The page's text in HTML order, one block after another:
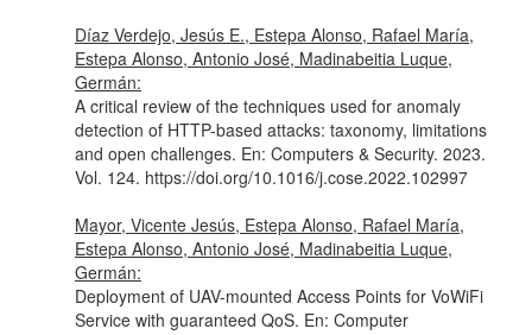
Díaz Verdejo, Jesús E., Estepa Alonso, Rafael María,
Estepa Alonso, Antonio José, Madinabeitia Luque,
Germán:
A critical review of the techniques used for anomaly
detection of HTTP-based attacks: taxonomy, limitations
and open challenges. En: Computers & Security. 2023.
Vol. 124. https://doi.org/10.1016/j.cose.2022.102997
Mayor, Vicente Jesús, Estepa Alonso, Rafael María,
Estepa Alonso, Antonio José, Madinabeitia Luque,
Germán:
Deployment of UAV-mounted Access Points for VoWiFi
Service with guaranteed QoS. En: Computer